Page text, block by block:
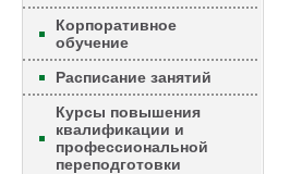
Корпоративное
обучение
Расписание занятий
Курсы повышения
квалификации и
профессиональной
переподготовки